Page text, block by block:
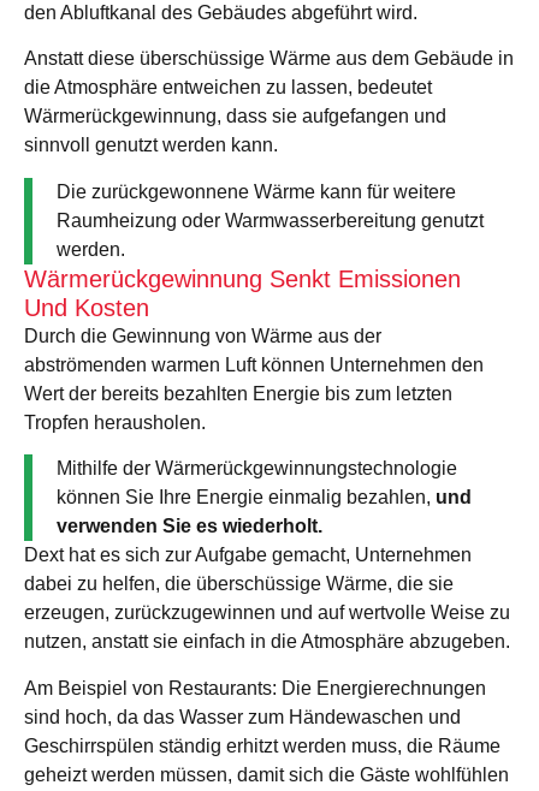
den Abluftkanal des Gebäudes abgeführt wird.
Anstatt diese überschüssige Wärme aus dem Gebäude in
die Atmosphäre entweichen zu lassen, bedeutet
Wärmerückgewinnung, dass sie aufgefangen und
sinnvoll genutzt werden kann.
Die zurückgewonnene Wärme kann für weitere
Raumheizung oder Warmwasserbereitung genutzt
werden.
Wärmerückgewinnung Senkt Emissionen
Und Kosten
Durch die Gewinnung von Wärme aus der
abströmenden warmen Luft können Unternehmen den
Wert der bereits bezahlten Energie bis zum letzten
Tropfen herausholen.
Mithilfe der Wärmerückgewinnungstechnologie
können Sie Ihre Energie einmalig bezahlen, und
verwenden Sie es wiederholt.
Dext hat es sich zur Aufgabe gemacht, Unternehmen
dabei zu helfen, die überschüssige Wärme, die sie
erzeugen, zurückzugewinnen und auf wertvolle Weise zu
nutzen, anstatt sie einfach in die Atmosphäre abzugeben.
Am Beispiel von Restaurants: Die Energierechnungen
sind hoch, da das Wasser zum Händewaschen und
Geschirrspülen ständig erhitzt werden muss, die Räume
geheizt werden müssen, damit sich die Gäste wohlfühlen